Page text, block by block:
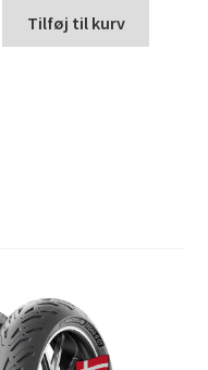
Tilføj til kurv